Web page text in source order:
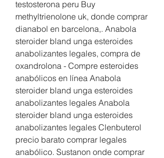
testosterona peru Buy
methyltrienolone uk, donde comprar
dianabol en barcelona,. Anabola
steroider bland unga esteroides
anabolizantes legales, compra de
oxandrolona - Compre esteroides
anabólicos en línea Anabola
steroider bland unga esteroides
anabolizantes legales Anabola
steroider bland unga esteroides
anabolizantes legales Clenbuterol
precio barato comprar legales
anabólico. Sustanon onde comprar